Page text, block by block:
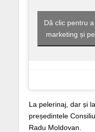
Dă clic pentru
marketing și
La pelerinaj, dar și
președintele
Radu Moldovan.